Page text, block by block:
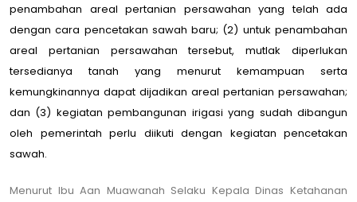
penambahan areal pertanian persawahan yang telah ada
dengan cara pencetakan sawah baru; (2) untuk penambahan
areal pertanian persawahan tersebut, mutlak diperlukan
tersedianya tanah yang menurut kemampuan serta
kemungkinannya dapat dijadikan areal pertanian persawahan;
dan (3) kegiatan pembangunan irigasi yang sudah dibangun
oleh pemerintah perlu diikuti dengan kegiatan pencetakan
sawah.
Menurut Ibu Aan Muawanah Selaku Kepala Dinas Ketahanan